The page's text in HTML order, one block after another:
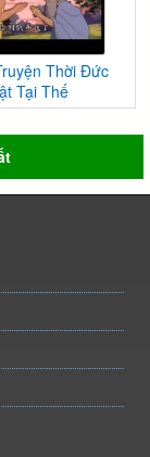
Thời Đức
Tại Thế